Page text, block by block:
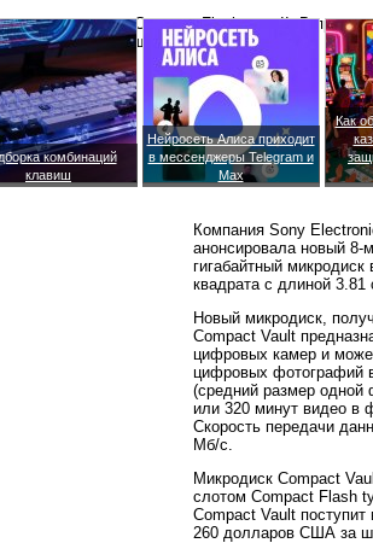
со слотом Compact Flash type II. В
США за штуку.
комбинаций
клавиш
Нейросеть Алиса приходит
в мессенджеры Telegram и
Max
Как
Компания Sony
анонсировала новый 8-
гигабайтный
квадрата с длиной 3.81
Новый микродиск,
Compact Vault
цифровых камер и
цифровых фотографий
(средний размер
или 320 минут видео в
Скорость передачи
Мб/с.
Микродиск Compact
слотом Compact Flash
Compact Vault
260 долларов США за